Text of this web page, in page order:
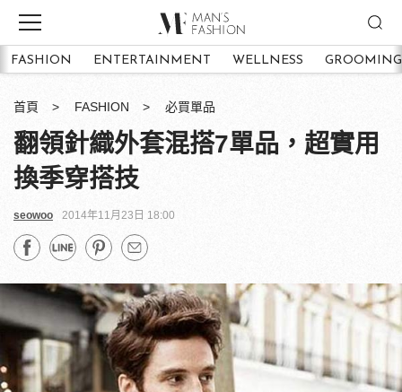
FASHION ENTERTAINMENT WELLNESS GROOMING
首頁 FASHION 必買單品
翻領針織外套混搭7單品，超實用
換季穿搭技
seowoo 2014年11月23日 18:00